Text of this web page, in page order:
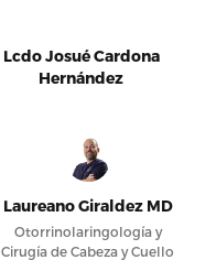
Lcdo Josué Cardona
Hernández
Laureano Giraldez MD
Otorrinolaringología y
Cirugía de Cabeza y Cuello